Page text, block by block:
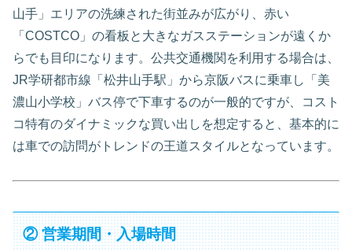
山手」エリアの洗練された街並みが広がり、赤い
「COSTCO」の看板と大きなガスステーションが遠くか
らでも目印になります。公共交通機関を利用する場合は、
JR学研都市線「松井山手駅」から京阪バスに乗車し「美
濃山小学校」バス停で下車するのが一般的ですが、コスト
コ特有のダイナミックな買い出しを想定すると、基本的に
は車での訪問がトレンドの王道スタイルとなっています。
② 営業期間・入場時間